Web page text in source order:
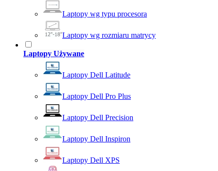
Laptopy wg typu procesora
Laptopy wg rozmiaru matrycy
Laptopy Używane
Laptopy Dell Latitude
Laptopy Dell Pro Plus
Laptopy Dell Precision
Laptopy Dell Inspiron
Laptopy Dell XPS